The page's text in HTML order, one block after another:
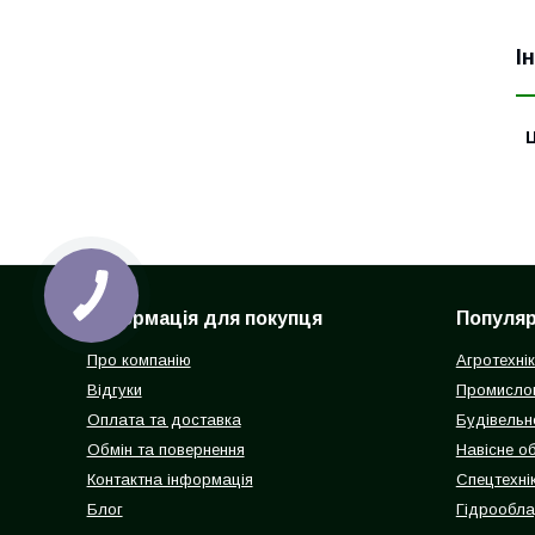
Інформація для покупця
Про компанію
Відгуки
Оплата та доставка
Обмін та повернення
Контактна інформація
Блог
Навісне